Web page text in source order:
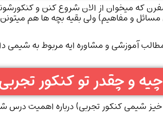
که میخوان از الان شروع کنن و
و مفاهیم) ولی بقیه بچه ها هم
آموزشی و مشاوره ایه مربوط به شیمی
و چقدر تو کنکور
شیمی کنکور تجربی) درباره اهمیت درس